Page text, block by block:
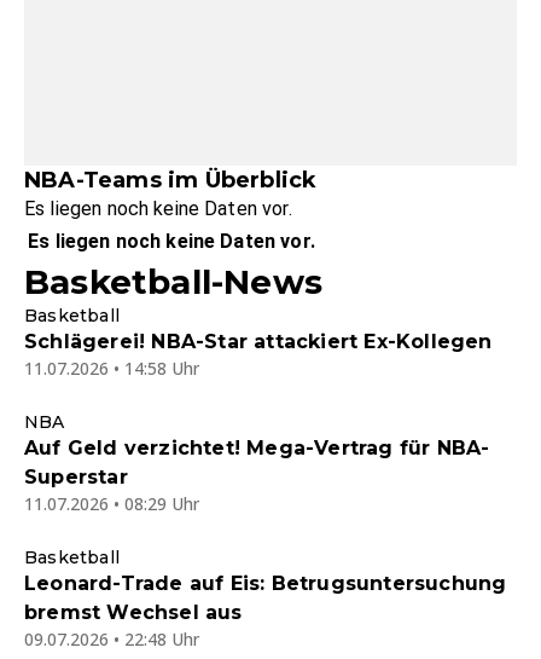
NBA-Teams im Überblick
Es liegen noch keine Daten vor.
Es liegen noch keine Daten vor.
Basketball-News
Basketball
Schlägerei! NBA-Star attackiert Ex-Kollegen
11.07.2026 • 14:58 Uhr
NBA
Auf Geld verzichtet! Mega-Vertrag für NBA-
Superstar
11.07.2026 • 08:29 Uhr
Basketball
Leonard-Trade auf Eis: Betrugsuntersuchung
bremst Wechsel aus
09.07.2026 • 22:48 Uhr